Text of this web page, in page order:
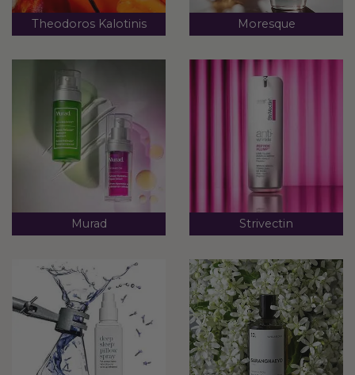
Theodoros Kalotinis Moresque
Murad Strivectin